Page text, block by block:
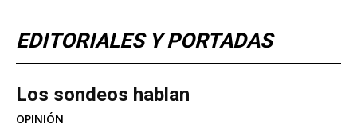
EDITORIALES Y PORTADAS
Los sondeos hablan
OPINIÓN